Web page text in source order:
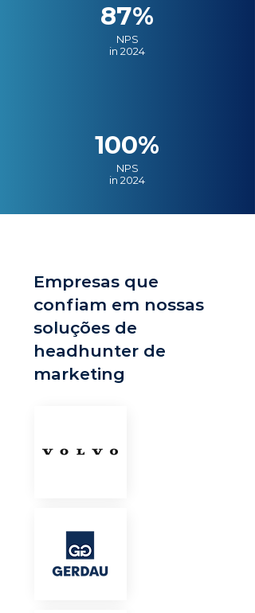
87%
NPS
in 2024
100%
NPS
in 2024
Empresas que
confiam em nossas
soluções de
headhunter de
marketing